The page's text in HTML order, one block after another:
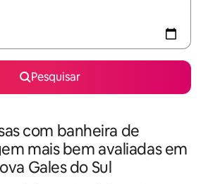
Pesquisar
com banheira de
mais bem avaliadas em
Gales do Sul